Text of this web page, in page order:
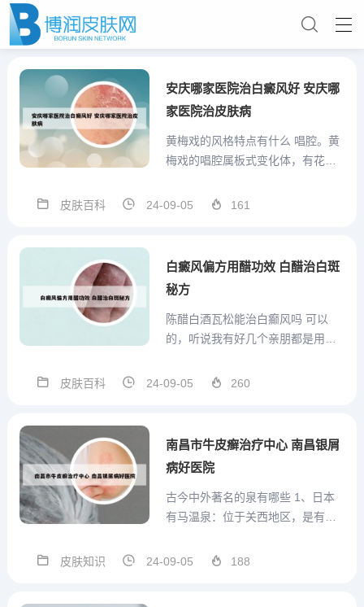
安庆哪家医院治白癜风好 安庆哪
家医院治皮肤病
黄梅戏的风格特点有什么 唱腔。黄
梅戏的唱腔属板式变化体，有花
黄梅戏角色行当的体制是在二小
发展成正旦、正生、小旦、小生、
服...
皮肤百科 24-09-05 161
白癜风偏方用醋功效 白醋治白斑
秘方
陈醋白酒瓦松能治白癫风吗 可以
的，听说我有好几个亲朋都是用瓦
对某种原因引起的白癜风有效。基
的偏方有哪些 补骨脂30克、白蒺藜
皮肤百科 24-09-05 260
南昌市牛皮癣治疗中心 南昌银屑
病好医院
古今中外著名的泉有哪些 1、日本
有马温泉：位于关西地区，是有马
地”。泉水分为富含铁盐的“金泉”和
皮肤知识 24-09-05 188